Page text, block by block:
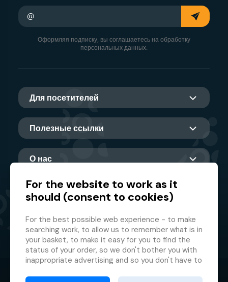
Оформляя подписку, вы соглашаетесь на обработку
персональных данных.
Для посетителей
Полезные ссылки
О нас
Главный партнер
© 2026 GMF Aquapark Prague, a.s.
For the website to work as it
should (consent to cookies)
For the best possible web experience - to make
searching work, to allow us to remember what is in
your basket, to make it easy for you to find the
status of your order, so we don't bother you with
inappropriate advertising and so you don't have to